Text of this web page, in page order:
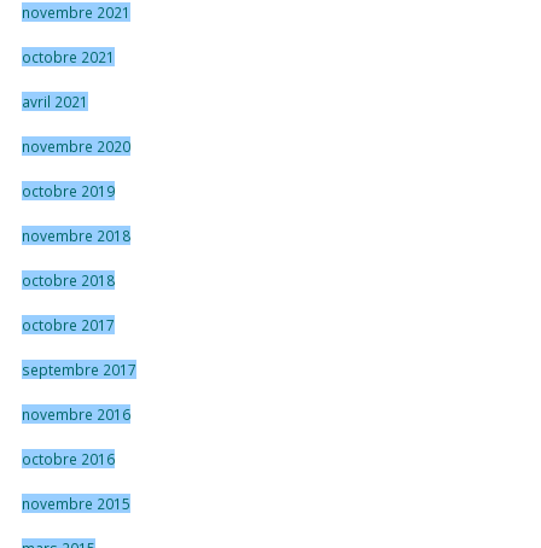
novembre 2021
octobre 2021
avril 2021
novembre 2020
octobre 2019
novembre 2018
octobre 2018
octobre 2017
septembre 2017
novembre 2016
octobre 2016
novembre 2015